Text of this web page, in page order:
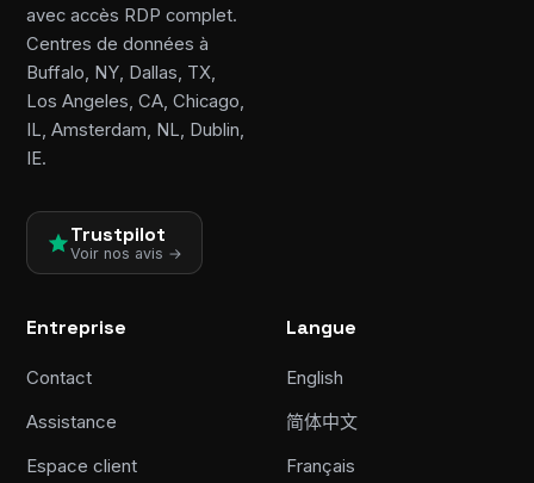
avec accès RDP complet.
Centres de données à
Buffalo, NY, Dallas, TX,
Los Angeles, CA, Chicago,
IL, Amsterdam, NL, Dublin,
IE.
Trustpilot
Voir nos avis →
Entreprise
Contact
Assistance
Espace client
Langue
English
简体中文
Français